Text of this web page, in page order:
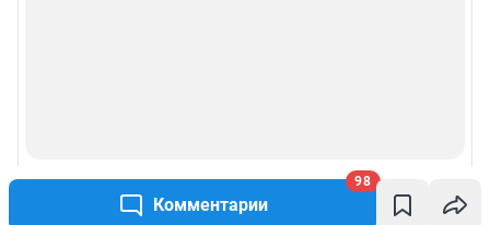
Комментарии
98